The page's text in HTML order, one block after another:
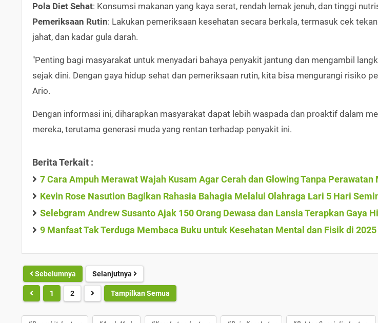
Pola Diet Sehat: Konsumsi makanan yang kaya serat, rendah lemak jenuh, dan tinggi
Pemeriksaan Rutin: Lakukan pemeriksaan kesehatan secara berkala, termasuk cek
jahat, dan kadar gula darah.
"Penting bagi masyarakat untuk menyadari bahaya penyakit jantung dan mengambil
sejak dini. Dengan gaya hidup sehat dan pemeriksaan rutin, kita bisa mengurangi risiko
Ario.
Dengan informasi ini, diharapkan masyarakat dapat lebih waspada dan proaktif dalam
mereka, terutama generasi muda yang rentan terhadap penyakit ini.
Berita Terkait :
7 Cara Ampuh Merawat Wajah Kusam Agar Cerah dan Glowing Tanpa Perawatan
Kevin Rose Nasution Bagikan Rahasia Bahagia Melalui Olahraga Lari 5 Hari
Selebgram Andrew Susanto Ajak 150 Orang Dewasa dan Lansia Terapkan Gaya
9 Manfaat Tak Terduga Membaca Buku untuk Kesehatan Mental dan Fisik di 2025
Sebelumnya Selanjutnya
1 2 Tampilkan Semua